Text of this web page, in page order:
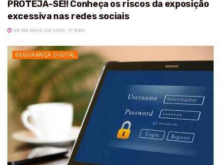
PROTEJA-SE!! Conheça os riscos da exposição
excessiva nas redes sociais
29 DE MAIO DE 2025, 17:59H
SEGURANÇA DIGITAL